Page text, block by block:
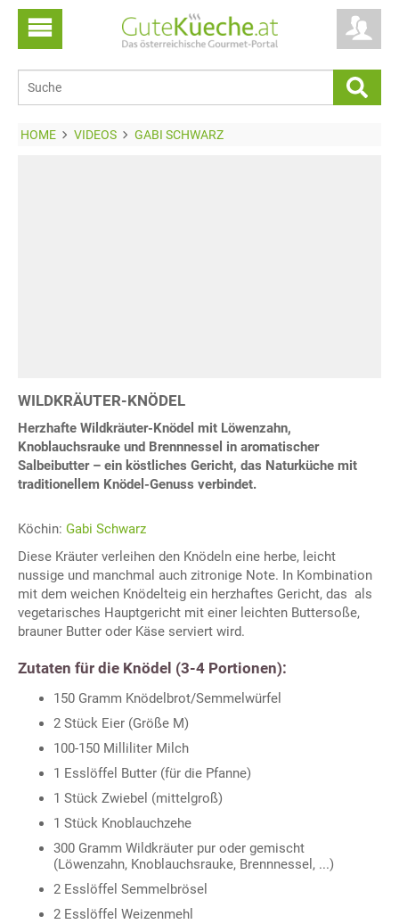
HOME VIDEOS GABI SCHWARZ
WILDKRÄUTER-KNÖDEL
Herzhafte Wildkräuter-Knödel mit Löwenzahn,
Knoblauchsrauke und Brennnessel in aromatischer
Salbeibutter – ein köstliches Gericht, das Naturküche mit
traditionellem Knödel-Genuss verbindet.
Köchin: Gabi Schwarz
Diese Kräuter verleihen den Knödeln eine herbe, leicht
nussige und manchmal auch zitronige Note. In Kombination
mit dem weichen Knödelteig ein herzhaftes Gericht, das als
vegetarisches Hauptgericht mit einer leichten Buttersoße,
brauner Butter oder Käse serviert wird.
Zutaten für die Knödel (3-4 Portionen):
150 Gramm Knödelbrot/Semmelwürfel
2 Stück Eier (Größe M)
100-150 Milliliter Milch
1 Esslöffel Butter (für die Pfanne)
1 Stück Zwiebel (mittelgroß)
1 Stück Knoblauchzehe
300 Gramm Wildkräuter pur oder gemischt
(Löwenzahn, Knoblauchsrauke, Brennnessel, ...)
2 Esslöffel Semmelbrösel
2 Esslöffel Weizenmehl